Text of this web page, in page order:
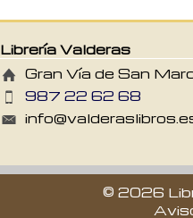
Librería Valderas
Gran Vía de San
987 22 62 68
© 2026